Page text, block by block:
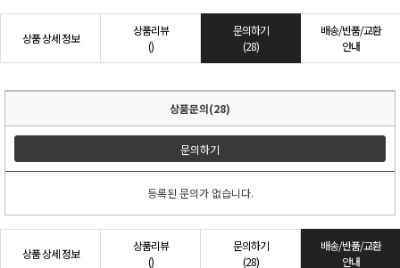
상품 상세 정보
상품리뷰
()
문의하기
(28)
배송/반품/교환
안내
상품문의(28)
문의하기
등록된 문의가 없습니다.
상품 상세 정보
상품리뷰
()
문의하기
(28)
배송/반품/교환
안내